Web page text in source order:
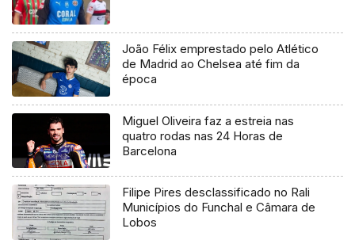
João Félix emprestado pelo Atlético
de Madrid ao Chelsea até fim da
época
Miguel Oliveira faz a estreia nas
quatro rodas nas 24 Horas de
Barcelona
Filipe Pires desclassificado no Rali
Municípios do Funchal e Câmara de
Lobos